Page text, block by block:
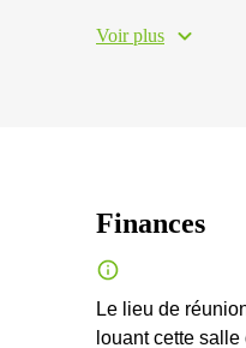
Voir plus
Finances
Le lieu de
louant cette